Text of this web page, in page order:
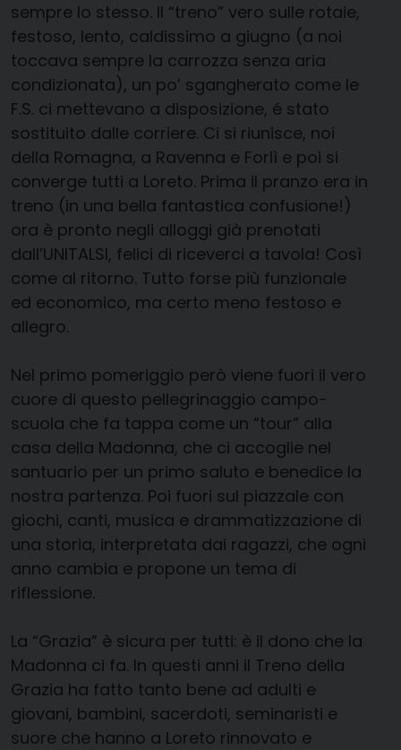
sempre lo stesso. Il “treno” vero sulle rotaie,
festoso, lento, caldissimo a giugno (a noi
toccava sempre la carrozza senza aria
condizionata), un po’ sgangherato come le
F.S. ci mettevano a disposizione, é stato
sostituito dalle corriere. Ci si riunisce, noi
della Romagna, a Ravenna e Forlì e poi si
converge tutti a Loreto. Prima il pranzo era in
treno (in una bella fantastica confusione!)
ora è pronto negli alloggi già prenotati
dall’UNITALSI, felici di riceverci a tavola! Così
come al ritorno. Tutto forse più funzionale
ed economico, ma certo meno festoso e
allegro.
Nel primo pomeriggio però viene fuori il vero
cuore di questo pellegrinaggio campo-
scuola che fa tappa come un “tour” alla
casa della Madonna, che ci accoglie nel
santuario per un primo saluto e benedice la
nostra partenza. Poi fuori sul piazzale con
giochi, canti, musica e drammatizzazione di
una storia, interpretata dai ragazzi, che ogni
anno cambia e propone un tema di
riflessione.
La “Grazia” è sicura per tutti: è il dono che la
Madonna ci fa. In questi anni il Treno della
Grazia ha fatto tanto bene ad adulti e
giovani, bambini, sacerdoti, seminaristi e
suore che hanno a Loreto rinnovato e